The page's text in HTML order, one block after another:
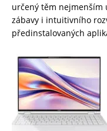
určený těm
zábavy i intuitivního
předinstalovaných